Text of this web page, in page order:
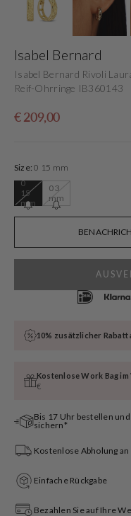
Isabel Bernard
Isabel Bernard Rivoli
Reif-Ohrringe IB360143
Verkaufspreis
€ 209,00
Normaler
Size:0 15 mm
0
15
mm
Variante
ausverkauft
oder
0 3
mmVariante
ausverkauft
oder
verfügbar
10% zusätzlicher Rabatt
Kostenlose Work Bag im
€
Bis 17 Uhr bestellen
sichern*
Kostenlose Abholung
Einfache Rückgabe
Bezahlen Sie auf Ihre